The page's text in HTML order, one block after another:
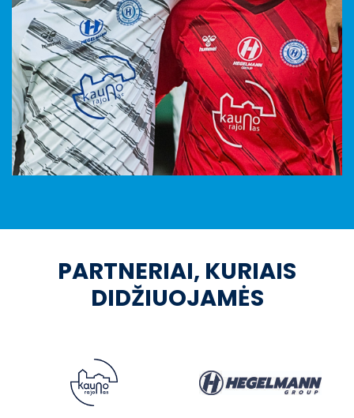
PARTNERIAI, KURIAIS
DIDŽIUOJAMĖS